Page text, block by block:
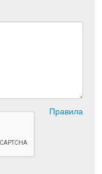
Правила